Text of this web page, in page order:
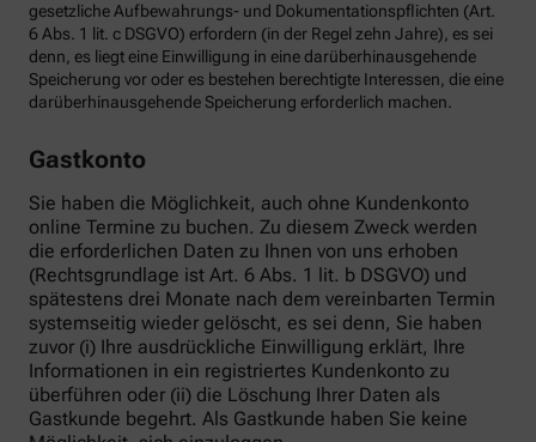
gesetzliche Aufbewahrungs- und Dokumentationspflichten (Art.
6 Abs. 1 lit. c DSGVO) erfordern (in der Regel zehn Jahre), es sei
denn, es liegt eine Einwilligung in eine darüberhinausgehende
Speicherung vor oder es bestehen berechtigte Interessen, die eine
darüberhinausgehende Speicherung erforderlich machen.
Gastkonto
Sie haben die Möglichkeit, auch ohne Kundenkonto
online Termine zu buchen. Zu diesem Zweck werden
die erforderlichen Daten zu Ihnen von uns erhoben
(Rechtsgrundlage ist Art. 6 Abs. 1 lit. b DSGVO) und
spätestens drei Monate nach dem vereinbarten Termin
systemseitig wieder gelöscht, es sei denn, Sie haben
zuvor (i) Ihre ausdrückliche Einwilligung erklärt, Ihre
Informationen in ein registriertes Kundenkonto zu
überführen oder (ii) die Löschung Ihrer Daten als
Gastkunde begehrt. Als Gastkunde haben Sie keine